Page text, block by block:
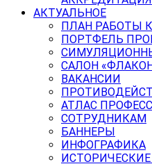
АКТУАЛЬНОЕ
ПЛАН РАБОТЫ
ПОРТФЕЛЬ
САЛОН
ВАКАНСИИ
АТЛАС
СОТРУДНИКАМ
БАННЕРЫ
ИНФОГРАФИКА